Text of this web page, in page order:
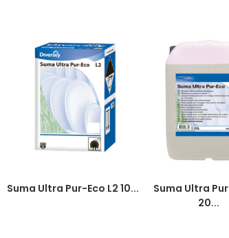
Suma Ultra Pur-Eco L2 10...
Suma Ultra
20...